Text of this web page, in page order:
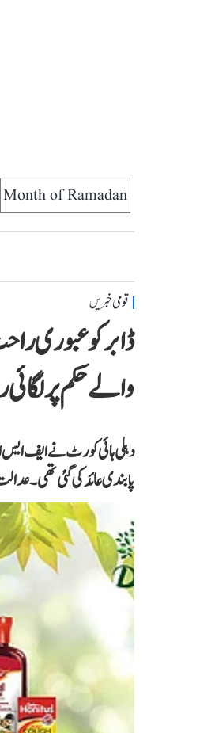
Month of Ramadan
قومی خبریں
ڈابر کو عبوری
والے حکم پر
دہلی ہائی کورٹ نے ایف
پابندی عائد کی گئی تھی۔